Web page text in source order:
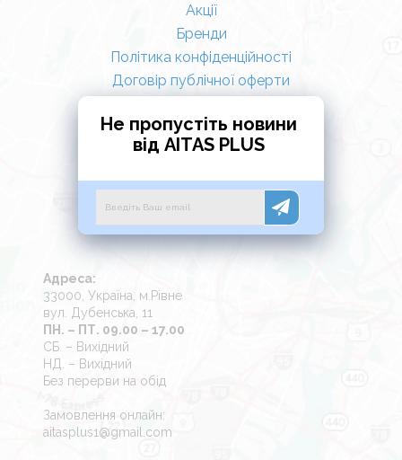
Акції
Бренди
Політика конфіденційності
Договір публічної оферти
Не пропустіть новини
від AITAS PLUS
Адреса:
33000, Україна, м.Рівне
вул. Дубенська, 11
ПН. – ПТ. 09.00 – 17.00
СБ. – Вихідний
НД. – Вихідний
Без перерви на обід
Замовлення онлайн:
aitasplus1@gmail.com